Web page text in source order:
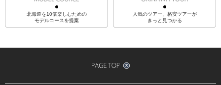
北海道を10倍楽しむための
モデルコースを提案
人気のツアー、格安ツアーが
きっと見つかる